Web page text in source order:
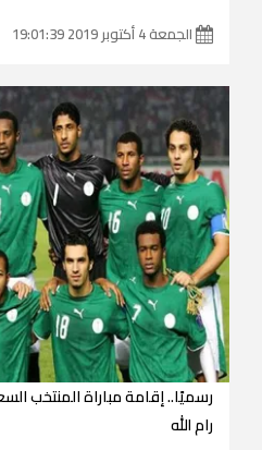
الجمعة 4 أكتوبر 2019 19:01:39
رسميًا.. إقامة مباراة المنتخب
رام الله